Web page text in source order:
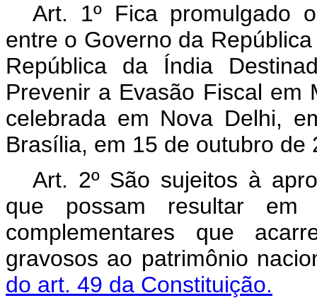
Art. 1º Fica promulgado
entre o Governo da
República da Índia
Prevenir a Evasão Fiscal em
celebrada em Nova Delhi,
Brasília, em 15 de outubro
Art. 2º São sujeitos à
que possam resultar
complementares que
gravosos ao patrimônio
do art. 49 da Constituição.